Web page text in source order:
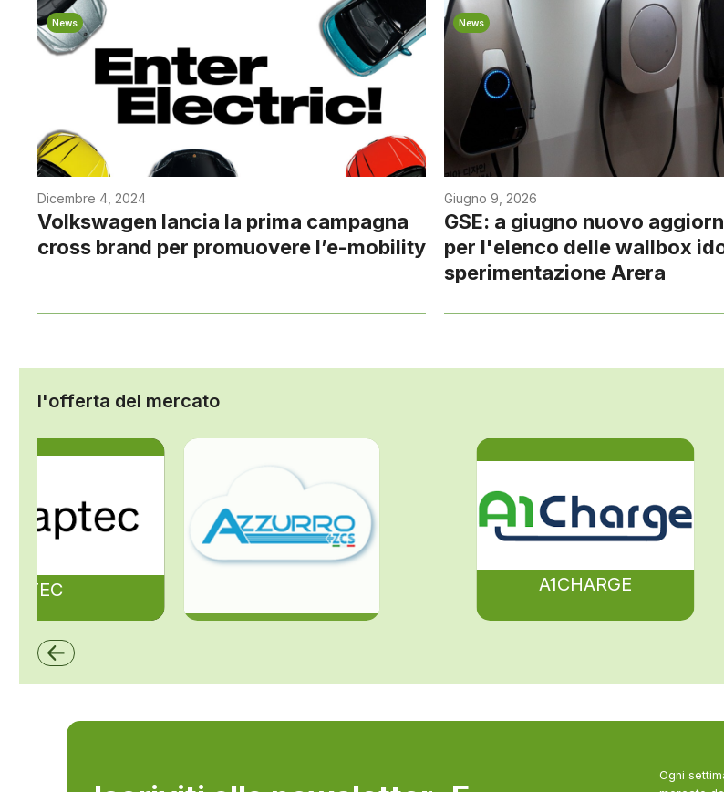
News
Dicembre 4, 2024
Volkswagen lancia la prima campagna
cross brand per promuovere l’e-mobility
News
Giugno 9, 2026
GSE: a giugno nuovo
per l'elenco delle wallbox
sperimentazione Arera
l'offerta del mercato
A1CHARGE
ZCS Azzurro
Ogni